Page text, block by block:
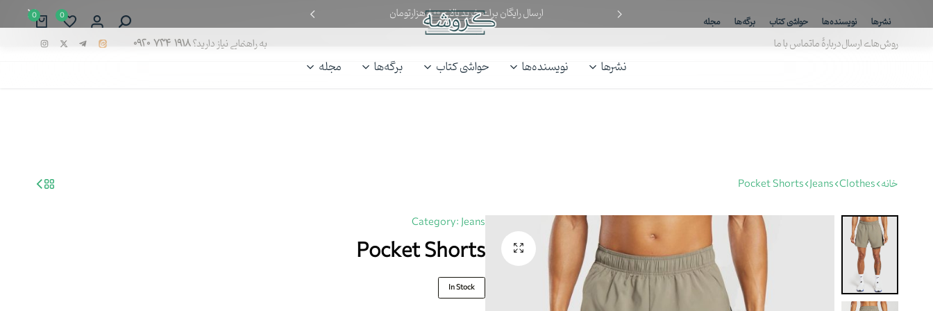
ارسال رایگان برای خرید بالای ۸۰۰ هزارتومان ارسال رایگان برای خرید بالای ۸۰۰ هزارتومان
روش‌های ارسالدربارهٔ ماتماس با ما به راهنمایی نیاز دارید؟۰۹۲۰ ۷۳۴ ۱۹۱۸
نشرها نویسنده‌ها حواشی کتاب برگه‌ها مجله
کتاب
0
0
نشرها نویسنده‌ها حواشی کتاب برگه‌ها مجله
خانه Clothes
Jeans
Pocket Shorts
Category:Jeans
Pocket Shorts
In Stock